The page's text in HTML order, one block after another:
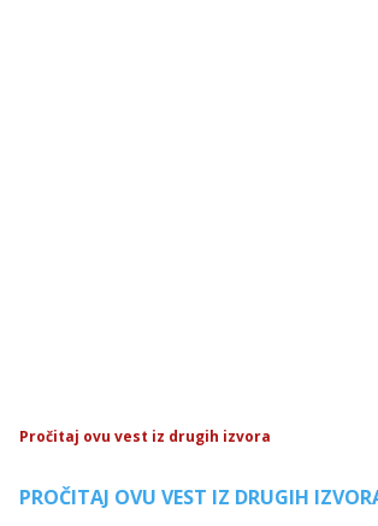
Pročitaj ovu vest iz drugih izvora
PROČITAJ OVU VEST IZ DRUGIH